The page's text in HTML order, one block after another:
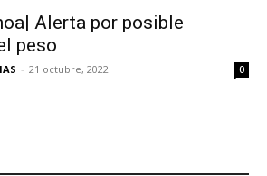
Alerta por posible
peso
- 21 octubre, 2022 0